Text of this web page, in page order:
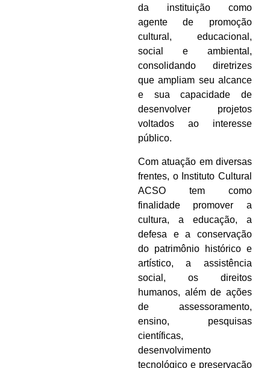
da instituição como
agente de promoção
cultural, educacional,
social e ambiental,
consolidando diretrizes
que ampliam seu alcance
e sua capacidade de
desenvolver projetos
voltados ao interesse
público.
Com atuação em diversas
frentes, o Instituto Cultural
ACSO tem como
finalidade promover a
cultura, a educação, a
defesa e a conservação
do patrimônio histórico e
artístico, a assistência
social, os direitos
humanos, além de ações
de assessoramento,
ensino, pesquisas
científicas,
desenvolvimento
tecnológico e preservação